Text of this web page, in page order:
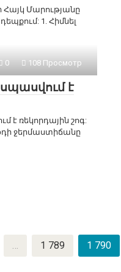
Հայկ Մարությանը
1. Հիմնել
0 108 Просмотр
է
է ռեկորդային շոգ:
ջերմաստիճանը
… 1 789 1 790